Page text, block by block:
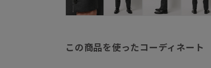
この商品を使ったコーディネート